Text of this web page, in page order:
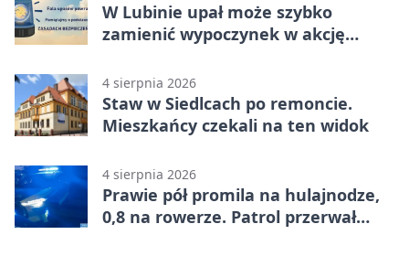
W Lubinie upał może szybko
zamienić wypoczynek w akcję
4 sierpnia 2026
Staw w Siedlcach po remoncie.
Mieszkańcy czekali na ten widok
4 sierpnia 2026
Prawie pół promila na hulajnodze,
0,8 na rowerze. Patrol przerwał